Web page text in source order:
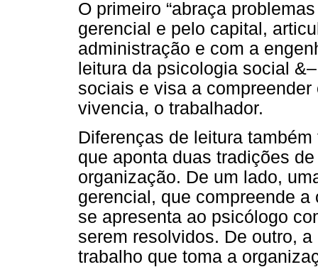
O primeiro “abraça
gerencial e pelo capital,
administração e com a
leitura da psicologia social
sociais e visa a
vivencia, o trabalhador.
Diferenças de leitura
que aponta duas tradições
organização. De um lado,
gerencial, que compreende
se apresenta ao psicólogo
serem resolvidos. De outro,
trabalho que toma a